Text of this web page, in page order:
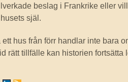
beslag i Frankrike eller
själ.
ett hus från förr handlar inte bara
rätt tillfälle kan historien